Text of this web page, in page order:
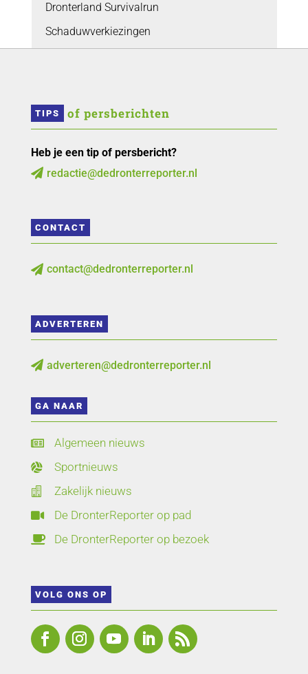
Dronterland Survivalrun
Schaduwverkiezingen
TIPS of persberichten
Heb je een tip of persbericht?
 redactie@dedronterreporter.nl
CONTACT
 contact@dedronterreporter.nl
ADVERTEREN
 adverteren@dedronterreporter.nl
GA NAAR
 Algemeen nieuws
 Sportnieuws
 Zakelijk nieuws
 De DronterReporter op pad
 De DronterReporter op bezoek
VOLG ONS OP